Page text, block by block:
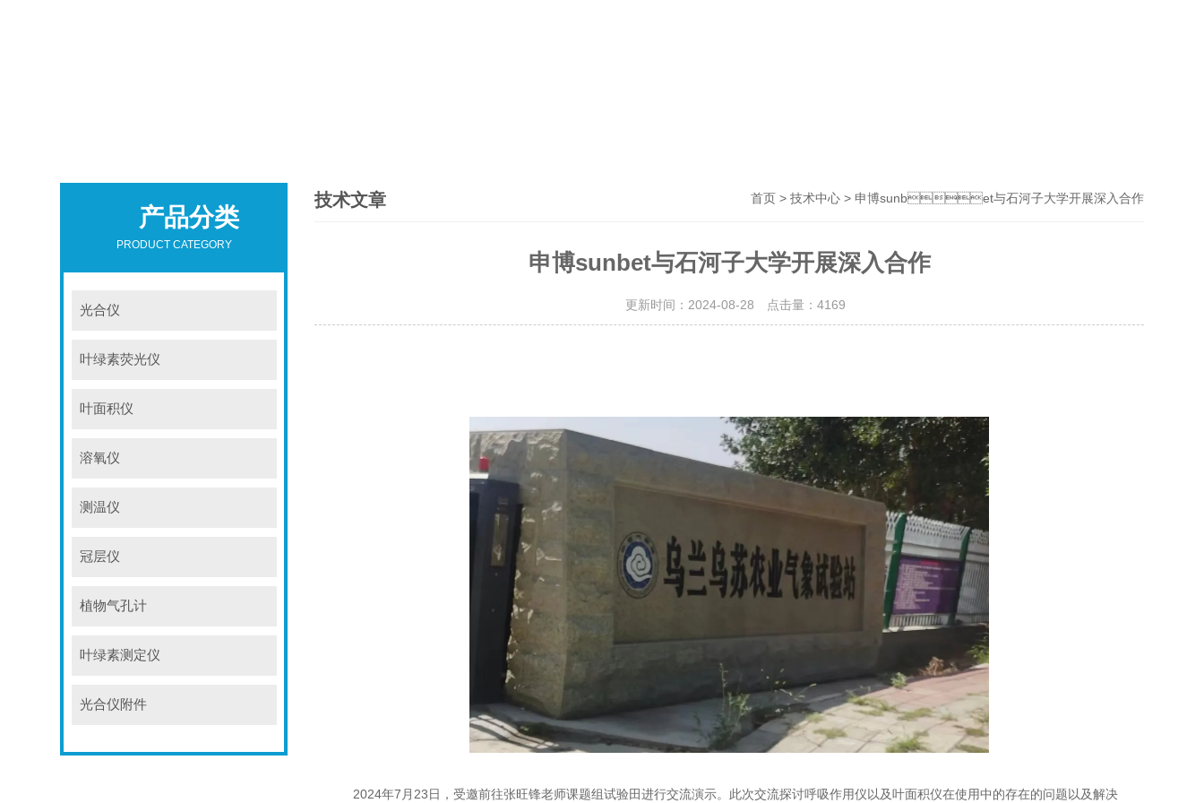
产品分类
PRODUCT CATEGORY
光合仪
叶绿素荧光仪
叶面积仪
溶氧仪
测温仪
冠层仪
植物气孔计
叶绿素测定仪
光合仪附件
技术文章 首页> 技术中心> 申博sunbet与石河子大学开展深入合作
申博sunbet与石河子大学开展深入合作
更新时间：2024-08-28 点击量：4169
2024年7 月23 日，受邀前往张旺锋老师课题组试验田进行交流演示。此次交流探讨呼吸作用仪以及叶面积仪在使用中的存在的问题以及解决